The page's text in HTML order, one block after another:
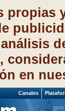
propias
en
Canales